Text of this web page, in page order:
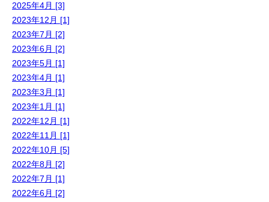
2025年4月 [3]
2023年12月 [1]
2023年7月 [2]
2023年6月 [2]
2023年5月 [1]
2023年4月 [1]
2023年3月 [1]
2023年1月 [1]
2022年12月 [1]
2022年11月 [1]
2022年10月 [5]
2022年8月 [2]
2022年7月 [1]
2022年6月 [2]